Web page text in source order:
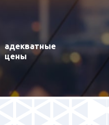
адекватные
цены